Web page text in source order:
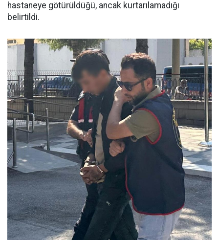
hastaneye götürüldüğü, ancak kurtarılamadığı
belirtildi.